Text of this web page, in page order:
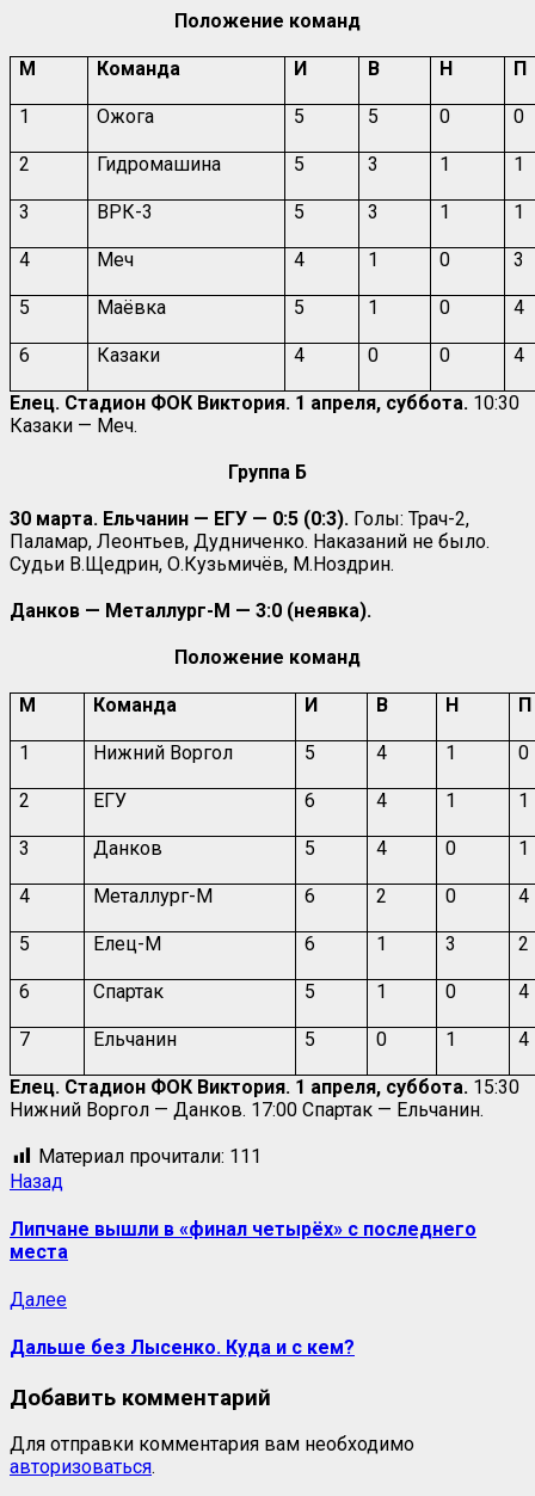
Положение команд
М Команда И В Н П
1 Ожога 5 5 0 0
2 Гидромашина 5 3 1 1
3 ВРК-3 5 3 1 1
4 Меч 4 1 0 3
5 Маёвка 5 1 0 4
6 Казаки 4 0 0 4
Елец. Стадион ФОК Виктория. 1 апреля, суббота. 10:30
Казаки — Меч.
Группа Б
30 марта. Ельчанин — ЕГУ — 0:5 (0:3). Голы: Трач-2,
Паламар, Леонтьев, Дудниченко. Наказаний не было.
Судьи В.Щедрин, О.Кузьмичёв, М.Ноздрин.
Данков — Металлург-М — 3:0 (неявка).
Положение команд
М Команда И В Н П
1 Нижний Воргол 5 4 1 0
2 ЕГУ 6 4 1 1
3 Данков 5 4 0 1
4 Металлург-М 6 2 0 4
5 Елец-М 6 1 3 2
6 Спартак 5 1 0 4
7 Ельчанин 5 0 1 4
Елец. Стадион ФОК Виктория. 1 апреля, суббота. 15:30
Нижний Воргол — Данков. 17:00 Спартак — Ельчанин.
Материал прочитали: 111
Назад
Липчане вышли в «финал четырёх» с последнего
места
Далее
Дальше без Лысенко. Куда и с кем?
Добавить комментарий
Для отправки комментария вам необходимо
авторизоваться.